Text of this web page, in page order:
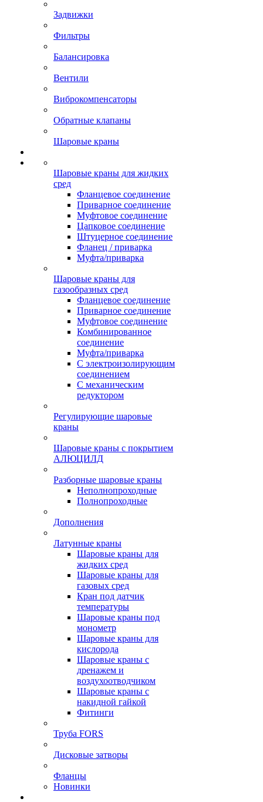
Задвижки
Фильтры
Балансировка
Вентили
Виброкомпенсаторы
Обратные клапаны
Шаровые краны
Шаровые краны для жидких
сред
Фланцевое соединение
Приварное соединение
Муфтовое соединение
Цапковое соединение
Штуцерное соединение
Фланец / приварка
Муфта/приварка
Шаровые краны для
газообразных сред
Фланцевое соединение
Приварное соединение
Муфтовое соединение
Комбинированное
соединение
Муфта/приварка
С электроизолирующим
соединением
С механическим
редуктором
Регулирующие шаровые
краны
Шаровые краны с покрытием
АЛЮЦИЛД
Разборные шаровые краны
Неполнопроходные
Полнопроходные
Дополнения
Латунные краны
Шаровые краны для
жидких сред
Шаровые краны для
газовых сред
Кран под датчик
температуры
Шаровые краны под
монометр
Шаровые краны для
кислорода
Шаровые краны с
дренажем и
воздухоотводчиком
Шаровые краны с
накидной гайкой
Фитинги
Труба FORS
Дисковые затворы
Фланцы
Новинки